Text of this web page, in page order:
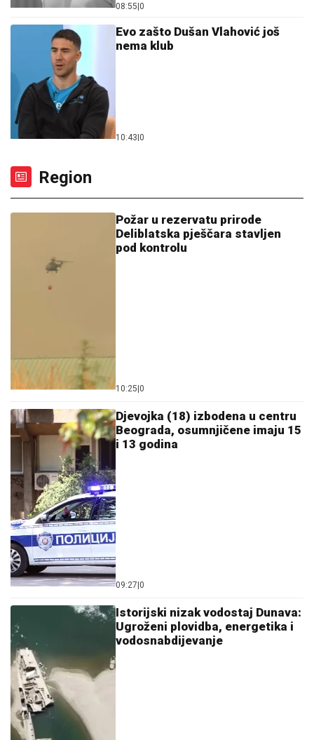
08:55|0
Evo zašto Dušan Vlahović još
nema klub
10:43|0
Region
Požar u rezervatu prirode
Deliblatska pješčara stavljen
pod kontrolu
10:25|0
Djevojka (18) izbodena u centru
Beograda, osumnjičene imaju 15
i 13 godina
09:27|0
Istorijski nizak vodostaj Dunava:
Ugroženi plovidba, energetika i
vodosnabdijevanje